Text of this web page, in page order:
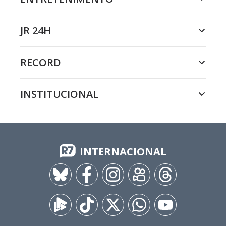
JR 24H
RECORD
INSTITUCIONAL
INTERNACIONAL